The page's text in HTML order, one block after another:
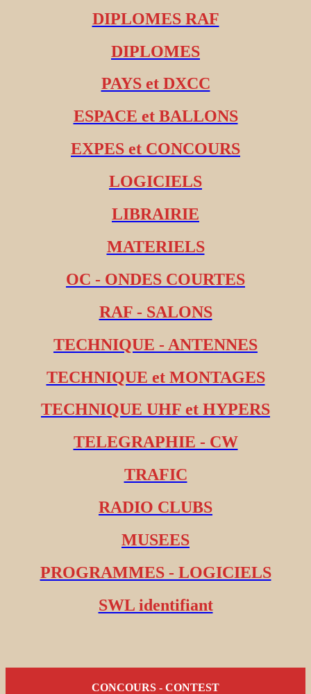
DIPLOMES RAF
DIPLOMES
PAYS et DXCC
ESPACE et BALLONS
EXPES et CONCOURS
LOGICIELS
LIBRAIRIE
MATERIELS
OC - ONDES COURTES
RAF - SALONS
TECHNIQUE - ANTENNES
TECHNIQUE et MONTAGES
TECHNIQUE UHF et HYPERS
TELEGRAPHIE - CW
TRAFIC
RADIO CLUBS
MUSEES
PROGRAMMES - LOGICIELS
SWL identifiant
CONCOURS - CONTEST